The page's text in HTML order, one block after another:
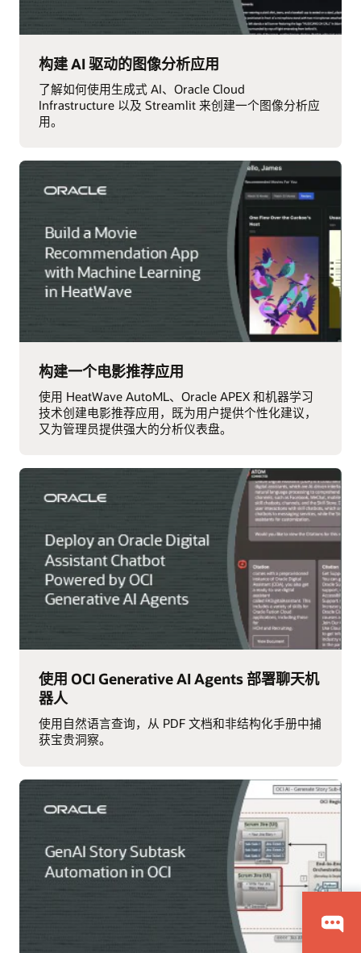
构建 AI 驱动的图像分析应用
了解如何使用生成式 AI、Oracle Cloud
Infrastructure 以及 Streamlit 来创建一个图像分析应
用。
构建一个电影推荐应用
使用 HeatWave AutoML、Oracle APEX 和机器学习
技术创建电影推荐应用，既为用户提供个性化建议，
又为管理员提供强大的分析仪表盘。
使用 OCI Generative AI Agents 部署聊天机
器人
使用自然语言查询，从 PDF 文档和非结构化手册中捕
获宝贵洞察。